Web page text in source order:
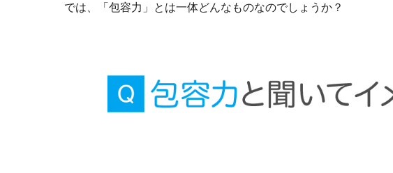
では、「包容力」とは一体どんなものなのでしょうか？